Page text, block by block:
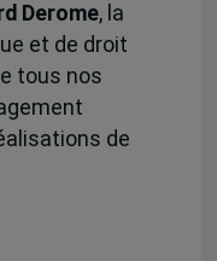
Derome, la
et de droit
tous nos
de